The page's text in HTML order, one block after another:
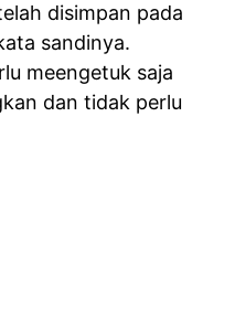
disimpan pada
sandinya.
meengetuk saja
dan tidak perlu